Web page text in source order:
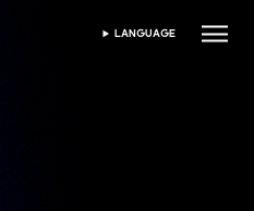
WYBIERZ JĘZYK
LANGUAGE